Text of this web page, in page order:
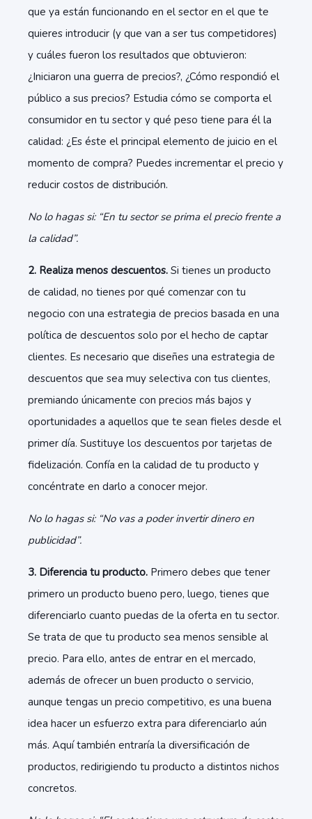
que ya están funcionando en el sector en el que te
quieres introducir (y que van a ser tus competidores)
y cuáles fueron los resultados que obtuvieron:
¿Iniciaron una guerra de precios?, ¿Cómo respondió el
público a sus precios? Estudia cómo se comporta el
consumidor en tu sector y qué peso tiene para él la
calidad: ¿Es éste el principal elemento de juicio en el
momento de compra? Puedes incrementar el precio y
reducir costos de distribución.
No lo hagas si: “En tu sector se prima el precio frente a
la calidad”.
2. Realiza menos descuentos. Si tienes un producto
de calidad, no tienes por qué comenzar con tu
negocio con una estrategia de precios basada en una
política de descuentos solo por el hecho de captar
clientes. Es necesario que diseñes una estrategia de
descuentos que sea muy selectiva con tus clientes,
premiando únicamente con precios más bajos y
oportunidades a aquellos que te sean fieles desde el
primer día. Sustituye los descuentos por tarjetas de
fidelización. Confía en la calidad de tu producto y
concéntrate en darlo a conocer mejor.
No lo hagas si: “No vas a poder invertir dinero en
publicidad”.
3. Diferencia tu producto. Primero debes que tener
primero un producto bueno pero, luego, tienes que
diferenciarlo cuanto puedas de la oferta en tu sector.
Se trata de que tu producto sea menos sensible al
precio. Para ello, antes de entrar en el mercado,
además de ofrecer un buen producto o servicio,
aunque tengas un precio competitivo, es una buena
idea hacer un esfuerzo extra para diferenciarlo aún
más. Aquí también entraría la diversificación de
productos, redirigiendo tu producto a distintos nichos
concretos.